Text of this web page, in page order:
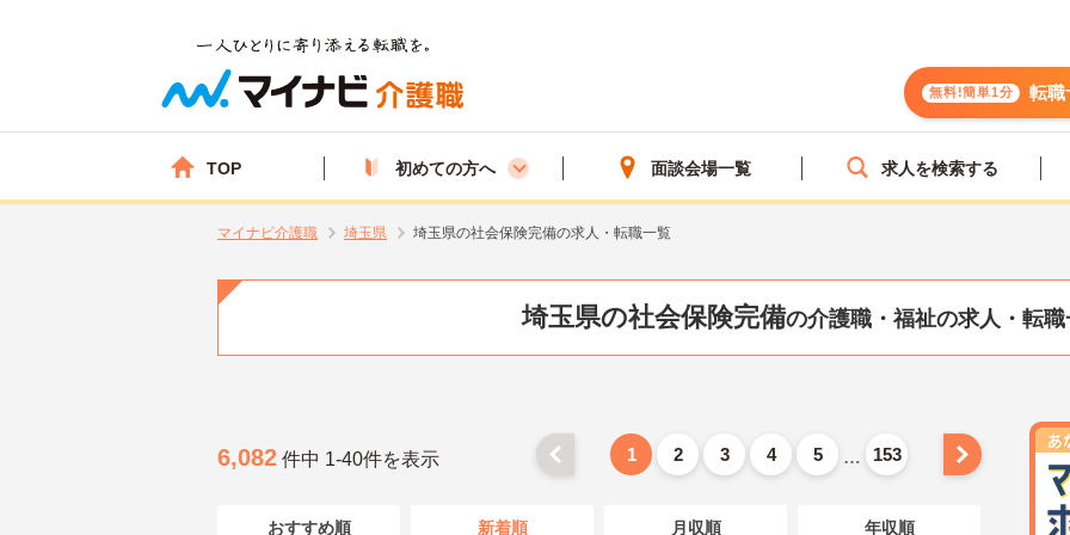
無料!簡単1分 転職
TOP 初めての方へ 面談会場一覧 求人を検索する
マイナビ介護職 埼玉県 埼玉県の社会保険完備の求人・転職一覧
埼玉県の社会保険完備の介護職・福祉の求人・転職
6,082 件中 1-40件を表示 1 2 3 4 5 … 153
おすすめ順 新着順 月収順 年収順